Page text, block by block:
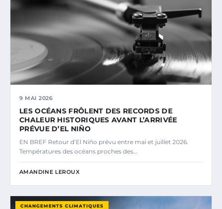
9 MAI 2026
LES OCÉANS FRÔLENT DES RECORDS DE
CHALEUR HISTORIQUES AVANT L’ARRIVÉE
PRÉVUE D’EL NIÑO
EN BREF Retour d’El Niño prévu entre mai et juillet 2026.
Températures des océans proches des…
AMANDINE LEROUX
CHANGEMENTS CLIMATIQUES